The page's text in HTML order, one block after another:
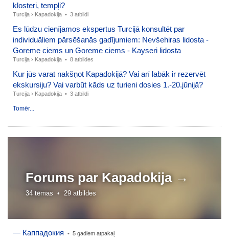
klosteri, tempļi?
Turcija › Kapadokija • 3 atbildi
Es lūdzu cienījamos ekspertus Turcijā konsultēt par
individuāliem pārsēšanās gadījumiem: Nevšehiras lidosta -
Goreme ciems un Goreme ciems - Kayseri lidosta
Turcija › Kapadokija • 8 atbildes
Kur jūs varat nakšņot Kapadokijā? Vai arī labāk ir rezervēt
ekskursiju? Vai varbūt kāds uz turieni dosies 1.-20.jūnijā?
Turcija › Kapadokija • 3 atbildi
Tomēr...
Forums parKapadokija →
34 tēmas • 29 atbildes
— Каппадокия • 5 gadiem atpakaļ